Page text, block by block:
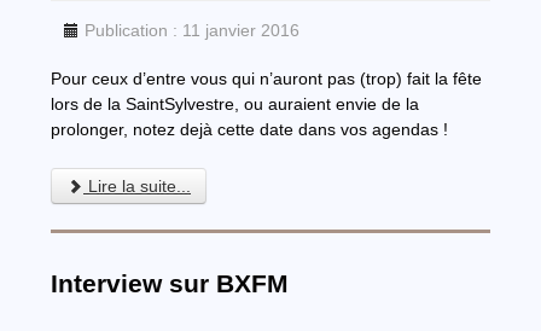
Publication : 11 janvier 2016
Pour ceux d’entre vous qui n’auront pas (trop) fait la fête
lors de la SaintSylvestre, ou auraient envie de la
prolonger, notez dejà cette date dans vos agendas !
Lire la suite...
Interview sur BXFM